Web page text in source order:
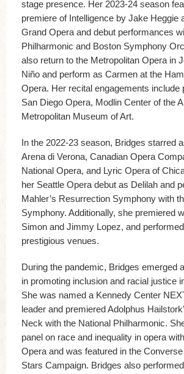
stage presence. Her 2023-24 season
premiere of Intelligence by Jake Heggie
Grand Opera and debut performances
Philharmonic and Boston Symphony
also return to the Metropolitan Opera in
Niño and perform as Carmen at the
Opera. Her recital engagements include
San Diego Opera, Modlin Center of the
Metropolitan Museum of Art.
In the 2022-23 season, Bridges starred
Arena di Verona, Canadian Opera
National Opera, and Lyric Opera of
her Seattle Opera debut as Delilah and
Mahler’s Resurrection Symphony with
Symphony. Additionally, she premiered
Simon and Jimmy Lopez, and
prestigious venues.
During the pandemic, Bridges emerged
in promoting inclusion and racial justice
She was named a Kennedy Center
leader and premiered Adolphus
Neck with the National Philharmonic.
panel on race and inequality in opera
Opera and was featured in the Converse
Stars Campaign. Bridges also